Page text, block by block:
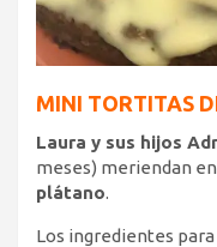
MINI TORTITAS
Laura y sus hijos
meses) meriendan
plátano.
Los ingredientes